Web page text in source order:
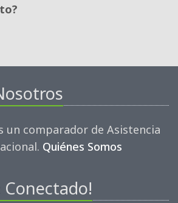
un comparador de Asistencia
Quiénes Somos